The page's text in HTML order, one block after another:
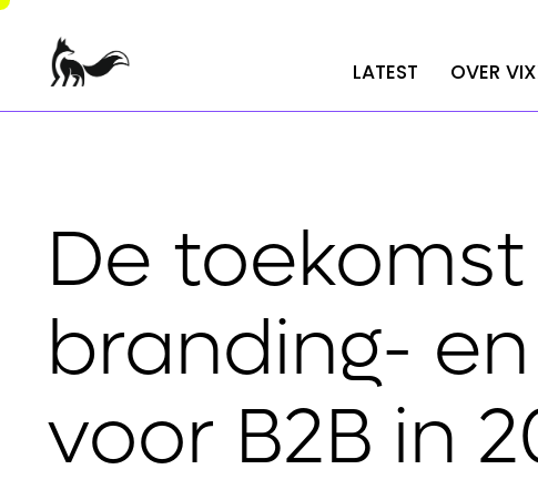
LATEST OVER
LATEST OVER
De
branding-
voor B2B in